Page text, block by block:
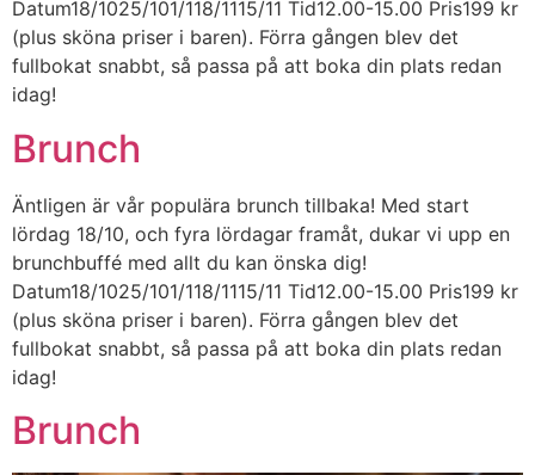
Datum18/1025/101/118/1115/11 Tid12.00-15.00 Pris199 kr
(plus sköna priser i baren). Förra gången blev det
fullbokat snabbt, så passa på att boka din plats redan
idag!
Brunch
Äntligen är vår populära brunch tillbaka! Med start
lördag 18/10, och fyra lördagar framåt, dukar vi upp en
brunchbuffé med allt du kan önska dig!
Datum18/1025/101/118/1115/11 Tid12.00-15.00 Pris199 kr
(plus sköna priser i baren). Förra gången blev det
fullbokat snabbt, så passa på att boka din plats redan
idag!
Brunch